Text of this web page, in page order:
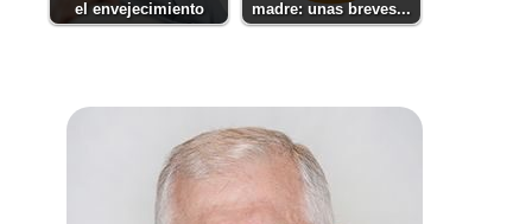
el envejecimiento
madre: unas breves...